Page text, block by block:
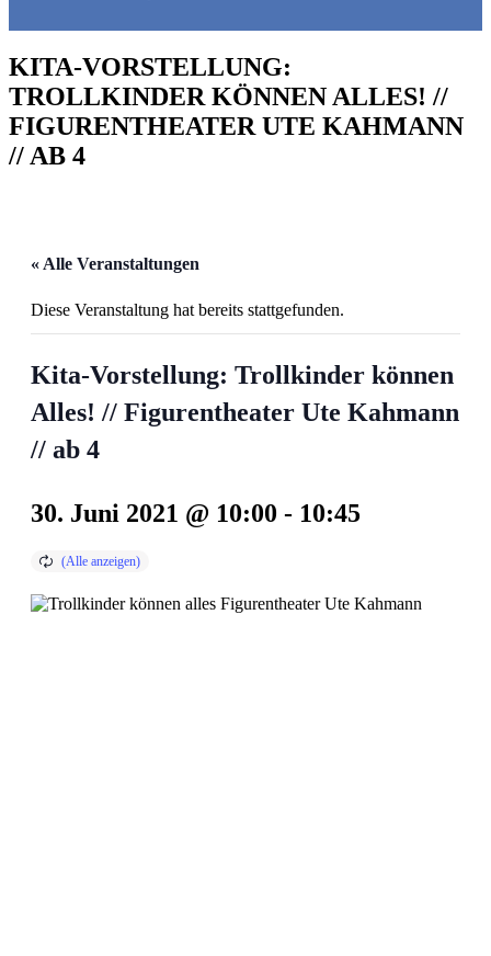
KITA-VORSTELLUNG:
TROLLKINDER KÖNNEN ALLES! //
FIGURENTHEATER UTE KAHMANN
// AB 4
« Alle Veranstaltungen
Diese Veranstaltung hat bereits stattgefunden.
Kita-Vorstellung: Trollkinder können
Alles! // Figurentheater Ute Kahmann
// ab 4
30. Juni 2021 @ 10:00 - 10:45